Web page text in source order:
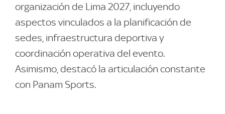
organización de Lima 2027, incluyendo
aspectos vinculados a la planificación de
sedes, infraestructura deportiva y
coordinación operativa del evento.
Asimismo, destacó la articulación constante
con Panam Sports.